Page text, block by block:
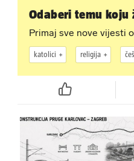
Odaberi temu koju
Primaj sve nove vijesti
katolici religija